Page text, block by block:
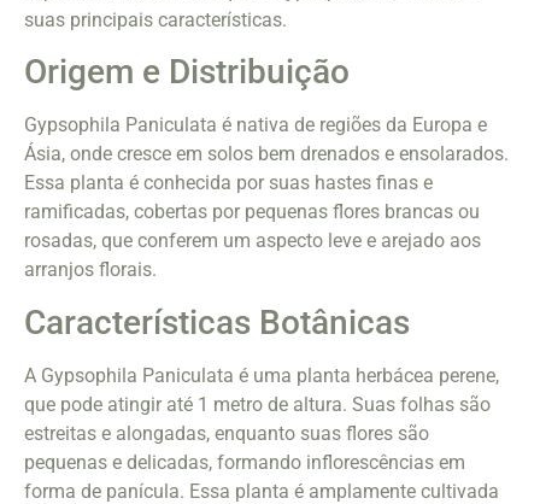
suas principais características.
Origem e Distribuição
Gypsophila Paniculata é nativa de regiões da Europa e
Ásia, onde cresce em solos bem drenados e ensolarados.
Essa planta é conhecida por suas hastes finas e
ramificadas, cobertas por pequenas flores brancas ou
rosadas, que conferem um aspecto leve e arejado aos
arranjos florais.
Características Botânicas
A Gypsophila Paniculata é uma planta herbácea perene,
que pode atingir até 1 metro de altura. Suas folhas são
estreitas e alongadas, enquanto suas flores são
pequenas e delicadas, formando inflorescências em
forma de panícula. Essa planta é amplamente cultivada